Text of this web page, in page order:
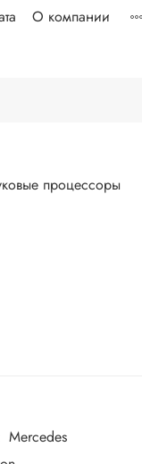
О компании
процессоры
Mercedes